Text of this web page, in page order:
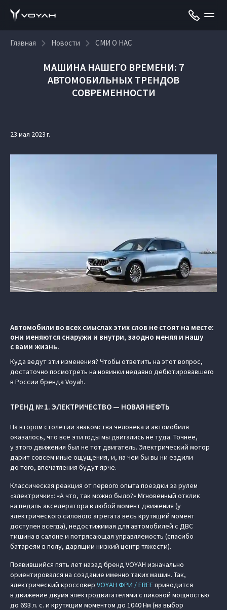
Главная Новости СМИ О НАС
МАШИНА НАШЕГО ВРЕМЕНИ: 7
АВТОМОБИЛЬНЫХ ТРЕНДОВ
СОВРЕМЕННОСТИ
23 мая 2023 г.
Автомобили во всех смыслах этих слов не стоят на месте:
они меняются снаружи и внутри, заодно меняя и нашу
с вами жизнь.
Куда ведут эти изменения? Чтобы ответить на этот вопрос,
достаточно посмотреть на новинки недавно дебютировавшего
в России бренда Voyah.
ТРЕНД № 1. ЭЛЕКТРИЧЕСТВО — НОВАЯ НЕФТЬ
На втором столетии знакомства человека и автомобиля
оказалось, что все эти годы мы двигались не туда. Точнее,
у этого движения был не тот двигатель. Электрический мотор
дарит совсем иные ощущения, и, на чем бы вы ни ездили
до того, впечатления будут ярче.
Классическая реакция от первого опыта поездки за рулем
«электрички»: «А что, так можно было?» Мгновенный отклик
на педаль акселератора в любой момент движения (у
электрического силового агрегата весь крутящий момент
доступен всегда), недостижимая для автомобилей с ДВС
тишина в салоне и потрясающая управляемость (спасибо
батареям в полу, дарящим низкий центр тяжести).
Появившийся пять лет назад бренд VOYAH изначально
ориентировался на создание именно таких машин. Так,
электрический кроссовер VOYAH ФРИ / FREEприводится
в движение двумя электродвигателями с пиковой мощностью
до 693 л. с. и крутящим моментом до 1040 Нм (на выбор